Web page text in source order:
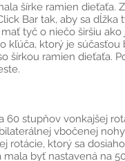
šírke ramien
Bar tak, aby sa
tyč o niečo širšiu ako
kľúča, ktorý je
šírkou ramien dieťaťa.
stupňov vonkajšej
vbočenej
rotácie, ktorý sa
byť nastavená na